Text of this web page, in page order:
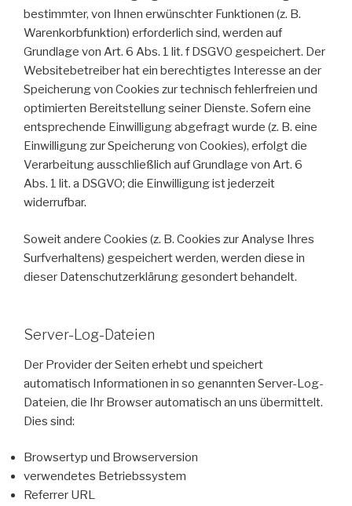
bestimmter, von Ihnen erwünschter Funktionen (z. B.
Warenkorbfunktion) erforderlich sind, werden auf
Grundlage von Art. 6 Abs. 1 lit. f DSGVO gespeichert. Der
Websitebetreiber hat ein berechtigtes Interesse an der
Speicherung von Cookies zur technisch fehlerfreien und
optimierten Bereitstellung seiner Dienste. Sofern eine
entsprechende Einwilligung abgefragt wurde (z. B. eine
Einwilligung zur Speicherung von Cookies), erfolgt die
Verarbeitung ausschließlich auf Grundlage von Art. 6
Abs. 1 lit. a DSGVO; die Einwilligung ist jederzeit
widerrufbar.
Soweit andere Cookies (z. B. Cookies zur Analyse Ihres
Surfverhaltens) gespeichert werden, werden diese in
dieser Datenschutzerklärung gesondert behandelt.
Server-Log-Dateien
Der Provider der Seiten erhebt und speichert
automatisch Informationen in so genannten Server-Log-
Dateien, die Ihr Browser automatisch an uns übermittelt.
Dies sind:
Browsertyp und Browserversion
verwendetes Betriebssystem
Referrer URL